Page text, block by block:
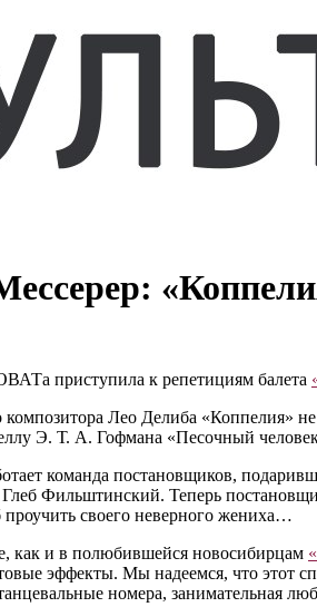
приступила к репетициям балета
композитора Лео Делиба «Коппелия»
Э. Т. А. Гофмана «Песочный
команда постановщиков,
Фильштинский. Теперь
своего неверного жениха…
как и в полюбившейся новосибирцам
эффекты. Мы надеемся, что этот
номера, занимательная